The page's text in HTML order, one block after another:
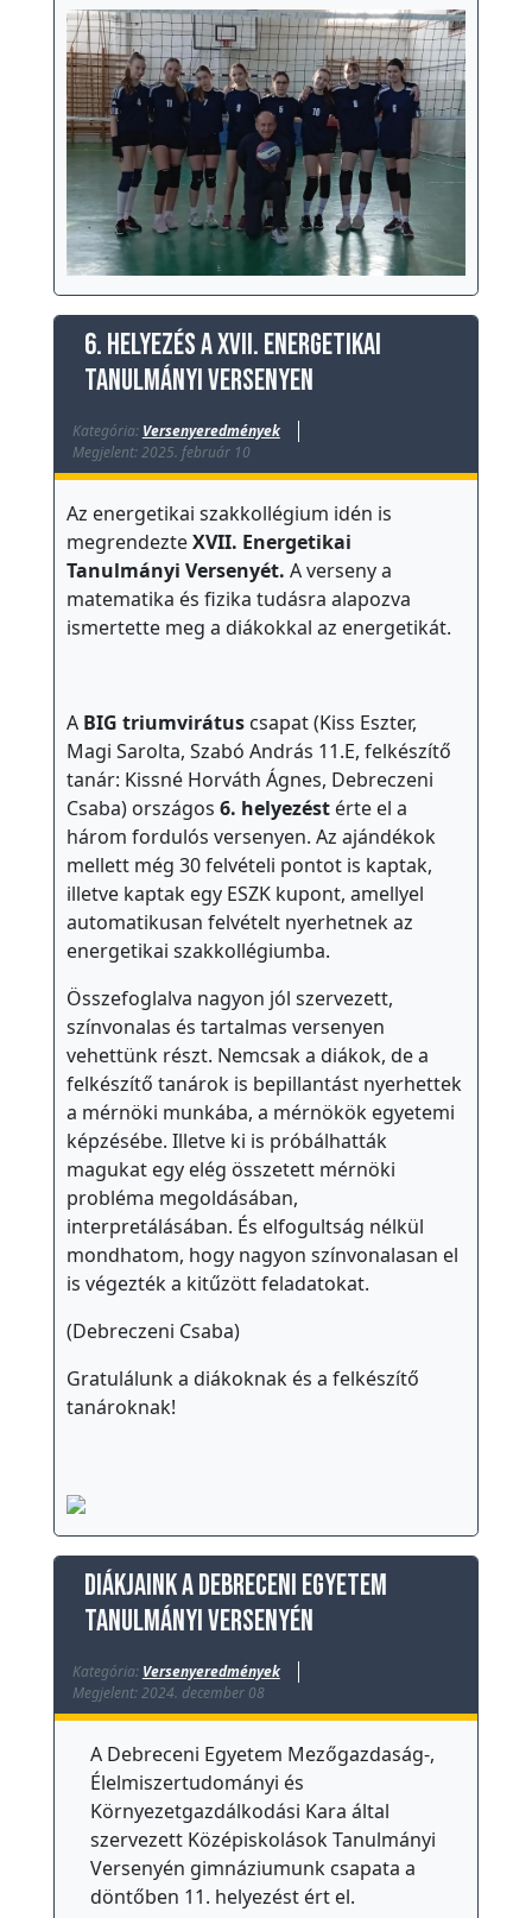
6. helyezés a XVII. Energetikai
Tanulmányi Versenyen
Kategória: Versenyeredmények
Megjelent: 2025. február 10
Az energetikai szakkollégium idén is
megrendezteXVII. Energetikai
Tanulmányi Versenyét. A verseny a
matematika és fizika tudásra alapozva
ismertette meg a diákokkal az energetikát.
A BIG triumvirátus csapat (Kiss Eszter,
Magi Sarolta, Szabó András 11.E, felkészítő
tanár: Kissné Horváth Ágnes, Debreczeni
Csaba) országos 6. helyezést érte el a
három fordulós versenyen. Az ajándékok
mellett még 30 felvételi pontot is kaptak,
illetve kaptak egy ESZK kupont, amellyel
automatikusan felvételt nyerhetnek az
energetikai szakkollégiumba.
Összefoglalva nagyon jól szervezett,
színvonalas és tartalmas versenyen
vehettünk részt. Nemcsak a diákok, de a
felkészítő tanárok is bepillantást nyerhettek
a mérnöki munkába, a mérnökök egyetemi
képzésébe. Illetve ki is próbálhatták
magukat egy elég összetett mérnöki
probléma megoldásában,
interpretálásában. És elfogultság nélkül
mondhatom, hogy nagyon színvonalasan el
is végezték a kitűzött feladatokat.
(Debreczeni Csaba)
Gratulálunk a diákoknak és a felkészítő
tanároknak!
Diákjaink a Debreceni Egyetem
tanulmányi versenyén
Kategória: Versenyeredmények
Megjelent: 2024. december 08
A Debreceni Egyetem Mezőgazdaság-,
Élelmiszertudományi és
Környezetgazdálkodási Kara által
szervezett Középiskolások Tanulmányi
Versenyén gimnáziumunk csapata a
döntőben 11. helyezést ért el.